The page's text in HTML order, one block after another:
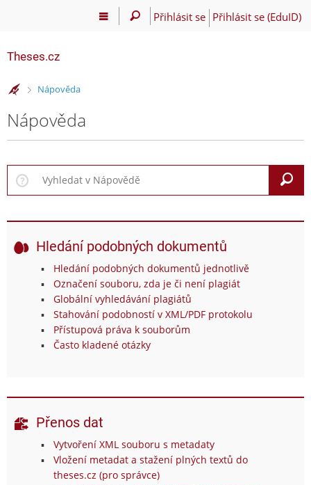
Přihlásit se Přihlásit se (EduID)
Theses.cz
>Nápověda
Nápověda
Hledání podobných dokumentů
Hledání podobných dokumentů jednotlivě
Označení souboru, zda je či není plagiát
Globální vyhledávání plagiátů
Stahování podobností v XML/PDF protokolu
Přístupová práva k souborům
Často kladené otázky
Přenos dat
Vytvoření XML souboru s metadaty
Vložení metadat a stažení plných textů do
theses.cz (pro správce)